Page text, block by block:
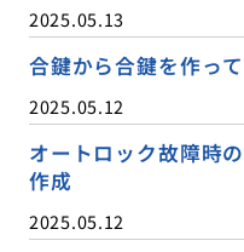
2025.05.13
合鍵から合鍵を作っ
2025.05.12
オートロック故障時
作成
2025.05.12